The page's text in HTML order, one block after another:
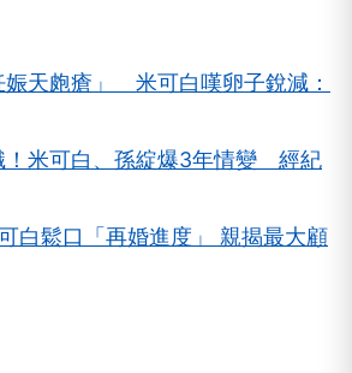
娠天皰瘡」 米可白嘆卵子銳減：
！米可白、孫綻爆3年情變 經紀
白鬆口「再婚進度」 親揭最大顧